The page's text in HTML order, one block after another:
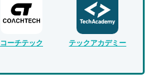
コーチテック テックアカデミー